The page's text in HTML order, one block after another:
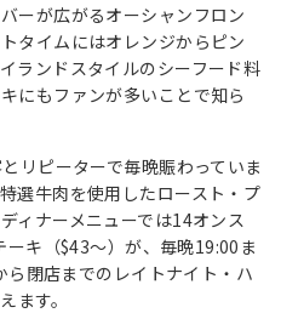
ーが広がるオーシャンフロン
タイムにはオレンジからピン
ランドスタイルのシーフード料
にもファンが多いことで知ら
リピーターで毎晩賑わっていま
選牛肉を使用したロースト・プ
ィナーメニューでは14オンス
ーキ（$43～）が、毎晩19:00ま
閉店までのレイトナイト・ハ
ます。